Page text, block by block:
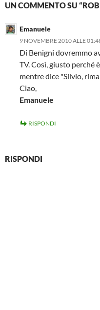
UN COMMENTO SU
Emanuele
9 NOVEMBRE 2010 ALLE
Di Benigni dovremmo
TV. Così, giusto perché
mentre dice "Silvio,
Ciao,
Emanuele
RISPONDI
RISPONDI